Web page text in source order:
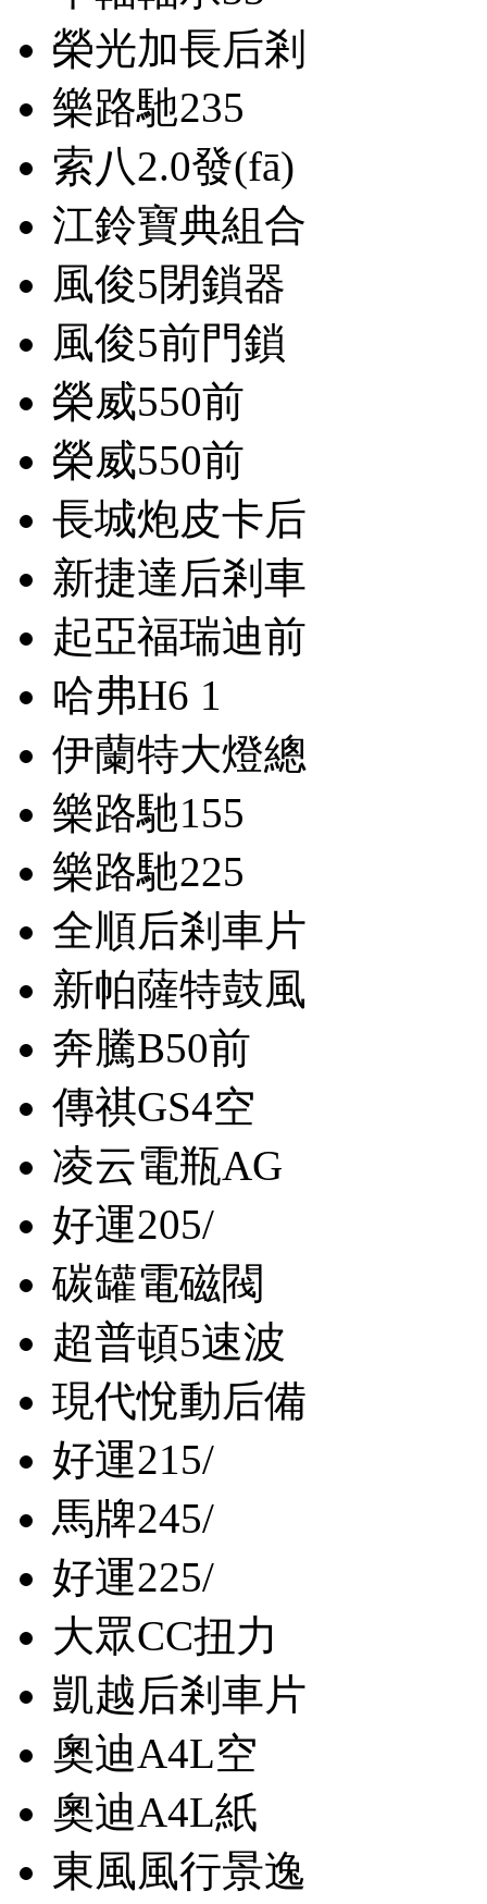
榮光加長后剎
樂路馳235
索八2.0發(fā)
江鈴寶典組合
風俊5閉鎖器
風俊5前門鎖
榮威550前
榮威550前
長城炮皮卡后
新捷達后剎車
起亞福瑞迪前
哈弗H6 1
伊蘭特大燈總
樂路馳155
樂路馳225
全順后剎車片
新帕薩特鼓風
奔騰B50前
傳祺GS4空
凌云電瓶AG
好運205/
碳罐電磁閥
超普頓5速波
現代悅動后備
好運215/
馬牌245/
好運225/
大眾CC扭力
凱越后剎車片
奧迪A4L空
奧迪A4L紙
東風風行景逸